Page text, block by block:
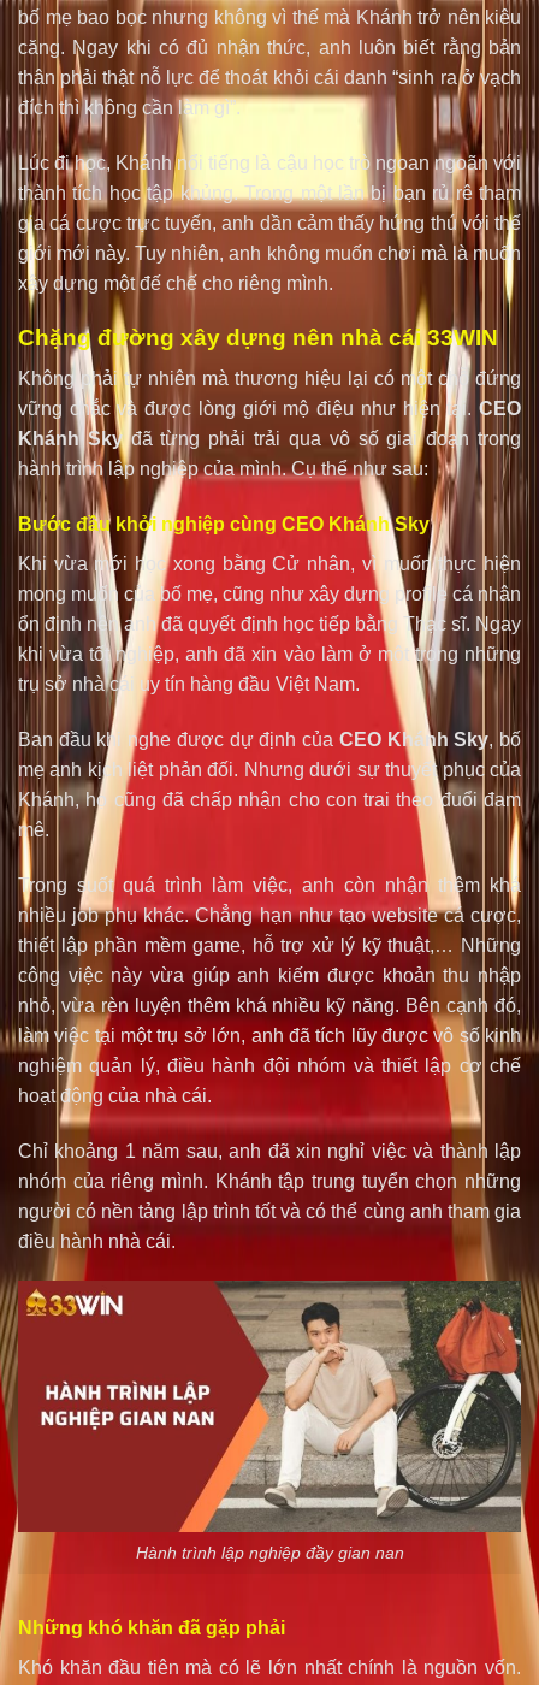
bố mẹ bao bọc nhưng không vì thế mà Khánh trở nên kiêu
căng. Ngay khi có đủ nhận thức, anh luôn biết rằng bản
thân phải thật nỗ lực để thoát khỏi cái danh “sinh ra ở vạch
đích thì không cần làm gì”.
Lúc đi học, Khánh nổi tiếng là cậu học trò ngoan ngoãn với
thành tích học tập khủng. Trong một lần bị bạn rủ rê tham
gia cá cược trực tuyến, anh dần cảm thấy hứng thú với thế
giới mới này. Tuy nhiên, anh không muốn chơi mà là muốn
xây dựng một đế chế cho riêng mình.
Chặng đường xây dựng nên nhà cái 33WIN
Không phải tự nhiên mà thương hiệu lại có một chỗ đứng
vững chắc và được lòng giới mộ điệu như hiện tại. CEO
Khánh Skyđã từng phải trải qua vô số giai đoạn trong
hành trình lập nghiệp của mình. Cụ thể như sau:
Bước đầu khởi nghiệp cùng CEO Khánh Sky
Khi vừa mới học xong bằng Cử nhân, vì muốn thực hiện
mong muốn của bố mẹ, cũng như xây dựng profile cá nhân
ổn định nên anh đã quyết định học tiếp bằng Thạc sĩ. Ngay
khi vừa tốt nghiệp, anh đã xin vào làm ở một trong những
trụ sở nhà cái uy tín hàng đầu Việt Nam.
Ban đầu khi nghe được dự định của CEO Khánh Sky, bố
mẹ anh kịch liệt phản đối. Nhưng dưới sự thuyết phục của
Khánh, họ cũng đã chấp nhận cho con trai theo đuổi đam
mê.
Trong suốt quá trình làm việc, anh còn nhận thêm khá
nhiều job phụ khác. Chẳng hạn như tạo website cá cược,
thiết lập phần mềm game, hỗ trợ xử lý kỹ thuật,… Những
công việc này vừa giúp anh kiếm được khoản thu nhập
nhỏ, vừa rèn luyện thêm khá nhiều kỹ năng. Bên cạnh đó,
làm việc tại một trụ sở lớn, anh đã tích lũy được vô số kinh
nghiệm quản lý, điều hành đội nhóm và thiết lập cơ chế
hoạt động của nhà cái.
Chỉ khoảng 1 năm sau, anh đã xin nghỉ việc và thành lập
nhóm của riêng mình. Khánh tập trung tuyển chọn những
người có nền tảng lập trình tốt và có thể cùng anh tham gia
điều hành nhà cái.
Hành trình lập nghiệp đầy gian nan
Những khó khăn đã gặp phải
Khó khăn đầu tiên mà có lẽ lớn nhất chính là nguồn vốn.